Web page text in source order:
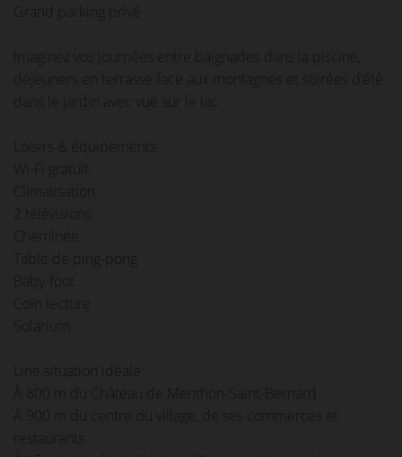
Grand parking privé
Imaginez vos journées entre baignades dans la piscine,
déjeuners en terrasse face aux montagnes et soirées d’été
dans le jardin avec vue sur le lac.
Loisirs & équipements
Wi-Fi gratuit
2 télévisions
Cheminée
Table de ping-pong
Coin lecture
Solarium
Une situation idéale
À 800 m du Château de Menthon-Saint-Bernard
À 900 m du centre du village, de ses commerces et
restaurants